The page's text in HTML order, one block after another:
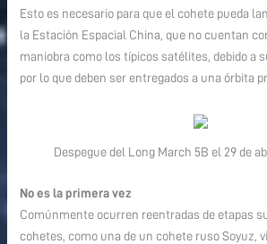
Esto es necesario para que el cohete pueda
la Estación Espacial China, que no cuentan
maniobra como los típicos satélites, debido a
por lo que deben ser entregados a una órbita
Despegue del Long March 5B el 29 de
No es la primera vez
Comúnmente ocurren reentradas de etapas
cohetes, como una de un cohete ruso Soyuz,